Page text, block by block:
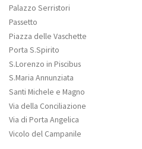
Palazzo Serristori
Passetto
Piazza delle Vaschette
Porta S.Spirito
S.Lorenzo in Piscibus
S.Maria Annunziata
Santi Michele e Magno
Via della Conciliazione
Via di Porta Angelica
Vicolo del Campanile